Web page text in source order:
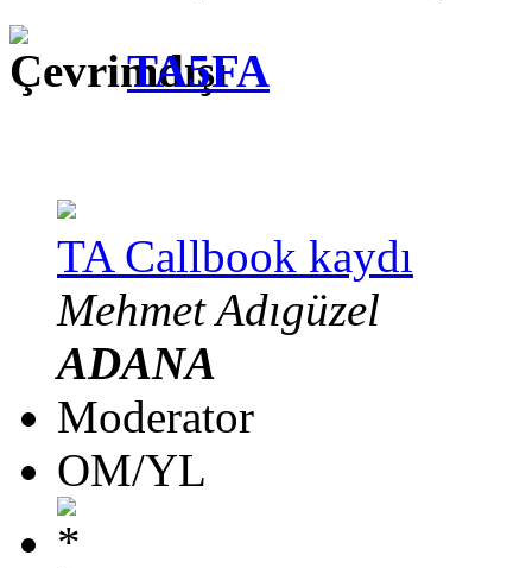
TA5FA
TA Callbook kaydı
Mehmet Adıgüzel
ADANA
Moderator
OM/YL